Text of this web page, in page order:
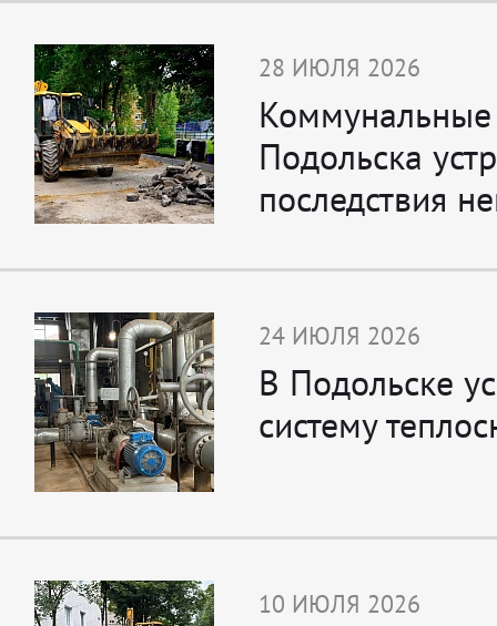
28 ИЮЛЯ 2026
Подольска
последствия
24 ИЮЛЯ 2026
В Подольске
систему
10 ИЮЛЯ 2026